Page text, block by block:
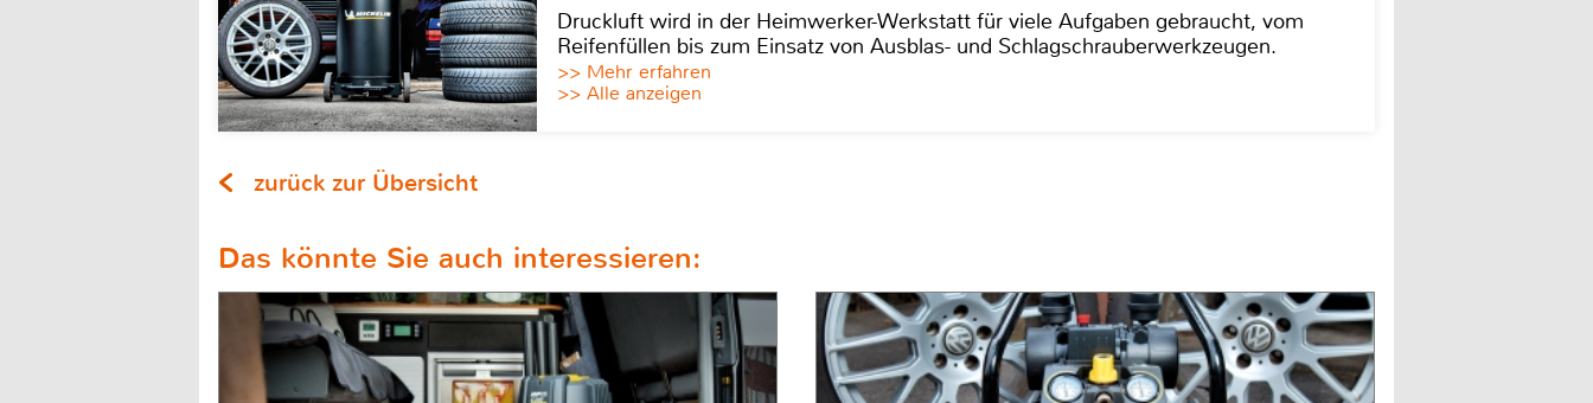
Druckluft wird in der Heimwerker-Werkstatt für viele Aufgaben gebraucht, vom
Reifenfüllen bis zum Einsatz von Ausblas- und Schlagschrauberwerkzeugen.
>> Mehr erfahren
>> Alle anzeigen
zurück zur Übersicht
Das könnte Sie auch interessieren: